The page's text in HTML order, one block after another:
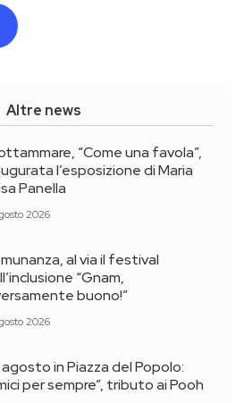
Altre news
“Come una favola”,
l’esposizione di Maria
Panella
2026
al via il festival
“Gnam,
buono!”
2026
agosto in Piazza del Popolo:
per sempre”, tributo ai Pooh